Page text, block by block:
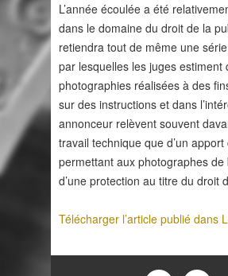
L’année écoulée a été
dans le domaine du droit de la
retiendra tout de même une
par lesquelles les juges estiment
photographies réalisées à des
sur des instructions et dans
annonceur relèvent souvent
travail technique que d’un apport
permettant aux photographes de
d’une protection au titre du droit
Télécharger l’article publié dans